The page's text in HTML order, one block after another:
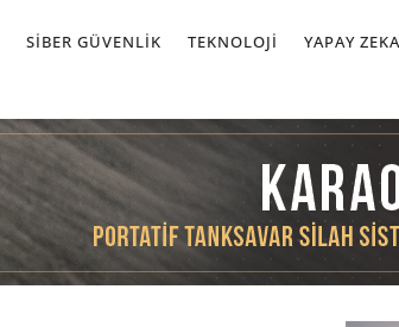
SIBER GÜVENLIK TEKNOLOJI YAPAY ZEKA